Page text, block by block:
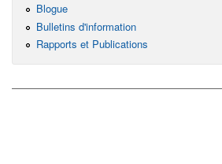
Blogue
Bulletins d'information
Rapports et Publications